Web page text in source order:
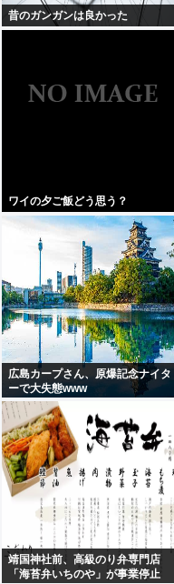
昔のガンガンは良かった
ワイの夕ご飯どう思う？
広島カープさん、原爆記念ナイタ
ーで大失態www
靖国神社前、高級のり弁専門店
「海苔弁いちのや」が事業停止